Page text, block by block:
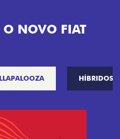
O NOVO FIAT
HÍBRIDOS